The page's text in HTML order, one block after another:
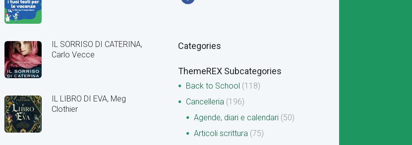
IL SORRISO DI CATERINA,
Carlo Vecce
IL LIBRO DI EVA, Meg
Clothier
Categories
ThemeREX Subcategories
Back to School (118)
Cancelleria (196)
Agende, diari e calendari (50)
Articoli scrittura (75)